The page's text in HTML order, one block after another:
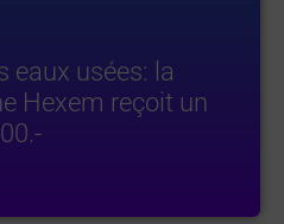
eaux usées: la
Hexem reçoit un